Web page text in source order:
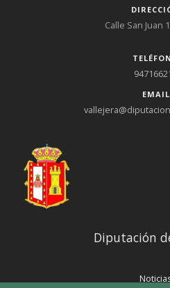
Calle San Juan
EMAIL
Diputación